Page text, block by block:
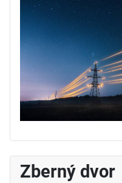
Zberný dvor